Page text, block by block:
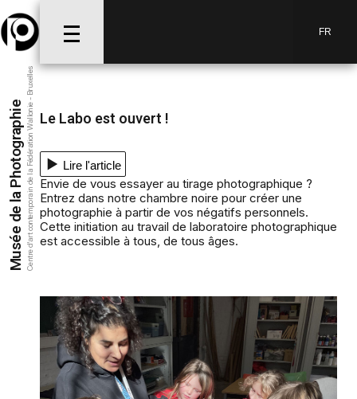
Musée de la PhotographieCentre d’art contemporain de la Fédération Wallonie - Bruxelles
FR
Le Labo est ouvert !
Lire l'article
Envie de vous essayer au tirage photographique ?
Entrez dans notre chambre noire pour créer une
photographie à partir de vos négatifs personnels.
Cette initiation au travail de laboratoire photographique
est accessible à tous, de tous âges.